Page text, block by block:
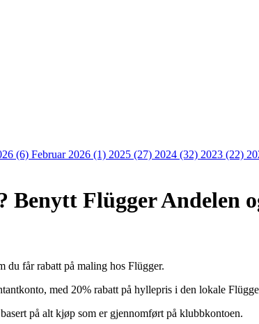
(6) Februar 2026 (1) 2025 (27) 2024 (32) 2023 (22)
Benytt Flügger Andelen
du får rabatt på maling hos Flügger.
med 20% rabatt på hyllepris i den lokale
på alt kjøp som er gjennomført på klubbkontoen.